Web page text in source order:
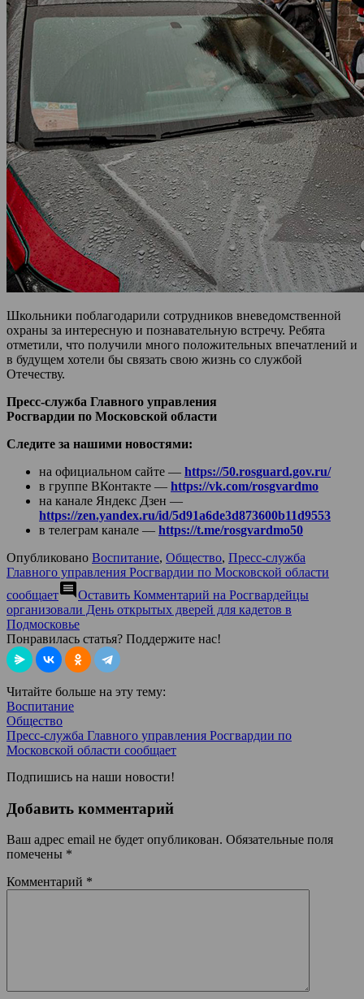
Школьники поблагодарили сотрудников вневедомственной
охраны за интересную и познавательную встречу. Ребята
отметили, что получили много положительных впечатлений и
в будущем хотели бы связать свою жизнь со службой
Отечеству.
Пресс-служба Главного управления
Росгвардии по Московской области
Следите за нашими новостями:
на официальном сайте — https://50.rosguard.gov.ru/
в группе ВКонтакте — https://vk.com/rosgvardmo
на канале Яндекс Дзен —
https://zen.yandex.ru/id/5d91a6de3d873600b11d9553
в телеграм канале — https://t.me/rosgvardmo50
Опубликовано Воспитание, Общество, Пресс-служба
Главного управления Росгвардии по Московской области
сообщаетcomment Оставить Комментарий на Росгвардейцы
организовали День открытых дверей для кадетов в
Подмосковье
Понравилась статья? Поддержите нас!
Читайте больше на эту тему:
Воспитание
Общество
Пресс-служба Главного управления Росгвардии по
Московской области сообщает
Подпишись на наши новости!
Добавить комментарий
Ваш адрес email не будет опубликован. Обязательные поля
помечены *
Комментарий *